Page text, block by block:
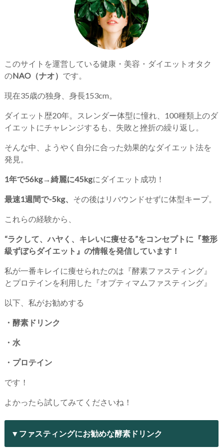
このサイトを運営している健康・美容・ダイエットオタク
のNAO（ナオ） です。
現在35歳の独身、身長153cm。
ダイエット歴20年。スレンダー体型に憧れ、100種類上のダ
イエットにチャレンジするも、失敗と挫折の繰り返し。
そんな中、ようやく自分に合った効果的なダイエット法を
発見。
1年で56kg→綺麗に45kgにダイエット成功！
最速1週間で-5kg、 その後はリバウンドせずに体型キープ。
これらの経験から、
“ラクして、ハヤく、キレいに痩せる”をコンセプトに『整形
級ずぼらダイエット』の情報を発信しています！
私が一番キレイに痩せられたのは『酵素ファスティング』
とプロテインを利用した『オプティマムファスティング』
以下、私がお勧めする
・酵素ドリンク
・水
・プロテイン
です！
よかったら試してみてくださいね！
▼ファスティングにお勧めな酵素ドリンク